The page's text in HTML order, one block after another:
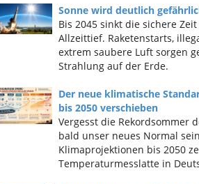
Sonne wird deutlich
Bis 2045 sinkt die sichere
Allzeittief. Raketenstarts,
extrem saubere Luft sorgen
Strahlung auf der Erde.
Der neue klimatische
bis 2050 verschieben
Vergesst die Rekordsommer
bald unser neues Normal
Klimaprojektionen bis 2050
Temperaturmesslatte in